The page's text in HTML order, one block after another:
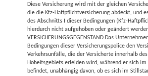
Diese Versicherung wird mit der gleichen
die die Kfz-Haftpflichtversicherung abdeckt, und
des Abschnitts I dieser Bedingungen (Kfz-
hierdurch nicht aufgehoben oder geändert
VERSICHERUNGSGEGENSTAND Das
Bedingungen dieser Versicherungspolice den
Verkehrsunfälle, die der Versicherte innerhalb
Hoheitsgebiets erleiden wird, während er sich im
befindet, unabhängig davon, ob es sich im